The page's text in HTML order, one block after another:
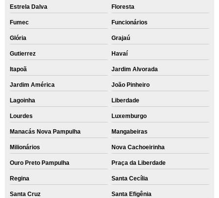
Estrela Dalva Floresta
Fumec Funcionários
Glória Grajaú
Gutierrez Havaí
Itapoã Jardim Alvorada
Jardim América João Pinheiro
Lagoinha Liberdade
Lourdes Luxemburgo
Manacás Nova Pampulha Mangabeiras
Milionários Nova Cachoeirinha
Ouro Preto Pampulha Praça da Liberdade
Regina Santa Cecília
Santa Cruz Santa Efigênia